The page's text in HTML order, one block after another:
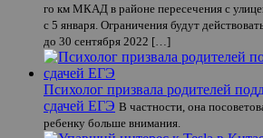
го км МКАД в районе пересечения с
с 5 января. Ограничения будут
до 30 сентября 2022 […]
Психолог призвала родителей
сдачей ЕГЭ В частности, она
ребенку больше внимания.